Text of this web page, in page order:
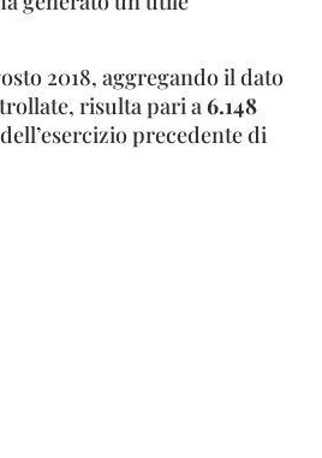
2018, aggregando il dato
risulta pari a 6.148
precedente di